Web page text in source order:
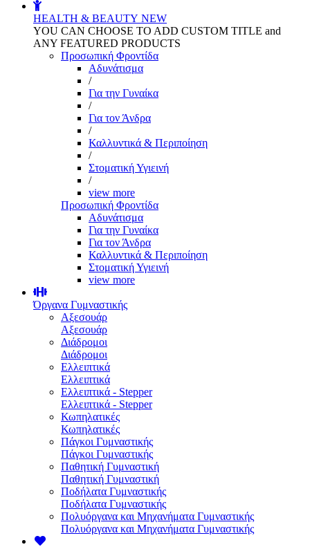
HEALTH & BEAUTY NEW
YOU CAN CHOOSE TO ADD CUSTOM TITLE and
ANY FEATURED PRODUCTS
Προσωπική Φροντίδα
Αδυνάτισμα
/
Για την Γυναίκα
/
Για τον Άνδρα
/
Καλλυντικά & Περιποίηση
/
Στοματική Υγιεινή
/
view more
Προσωπική Φροντίδα
Αδυνάτισμα
Για την Γυναίκα
Για τον Άνδρα
Καλλυντικά & Περιποίηση
Στοματική Υγιεινή
view more
Όργανα Γυμναστικής
Αξεσουάρ
Αξεσουάρ
Διάδρομοι
Διάδρομοι
Ελλειπτικά
Ελλειπτικά
Ελλειπτικά - Stepper
Ελλειπτικά - Stepper
Κωπηλατικές
Κωπηλατικές
Πάγκοι Γυμναστικής
Πάγκοι Γυμναστικής
Παθητική Γυμναστική
Παθητική Γυμναστική
Ποδήλατα Γυμναστικής
Ποδήλατα Γυμναστικής
Πολυόργανα και Μηχανήματα Γυμναστικής
Πολυόργανα και Μηχανήματα Γυμναστικής